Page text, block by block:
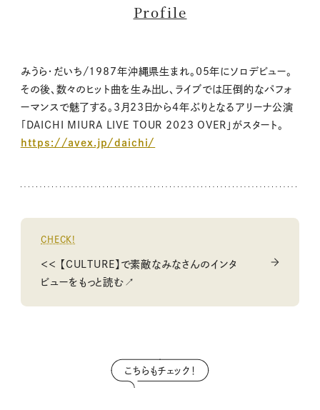
Profile
みうら・だいち/1987年沖縄県生まれ。05年にソロデビュー。
その後、数々のヒット曲を生み出し、ライブでは圧倒的なパフォ
ーマンスで魅了する。3月23日から4年ぶりとなるアリーナ公演
「DAICHI MIURA LIVE TOUR 2023 OVER」がスタート。
https://avex.jp/daichi/
CHECK!
＜＜ 【CULTURE】で素敵なみなさんのインタ
ビューをもっと読む↗
こちらもチェック！